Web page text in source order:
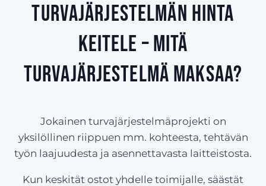
Turvajärjestelmän hinta
Keitele – Mitä
turvajärjestelmä maksaa?
Jokainen turvajärjestelmäprojekti on
yksilöllinen riippuen mm. kohteesta, tehtävän
työn laajuudesta ja asennettavasta laitteistosta.
Kun keskität ostot yhdelle toimijalle, säästät